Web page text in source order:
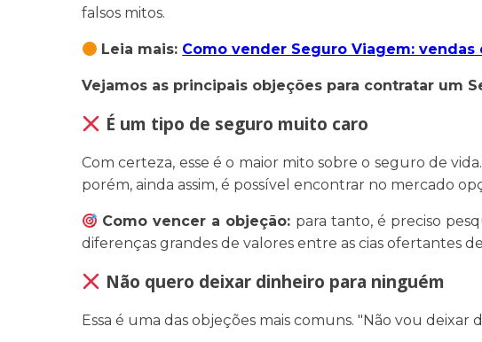
falsos mitos.
Leia mais: Como vender Seguro Viagem:
Vejamos as principais objeções para contratar um
É um tipo de seguro muito caro
Com certeza, esse é o maior mito sobre o seguro de
porém, ainda assim, é possível encontrar no mercado
Como vencer a objeção: para tanto, é preciso
diferenças grandes de valores entre as cias ofertantes
Não quero deixar dinheiro para ninguém
Essa é uma das objeções mais comuns. "Não vou